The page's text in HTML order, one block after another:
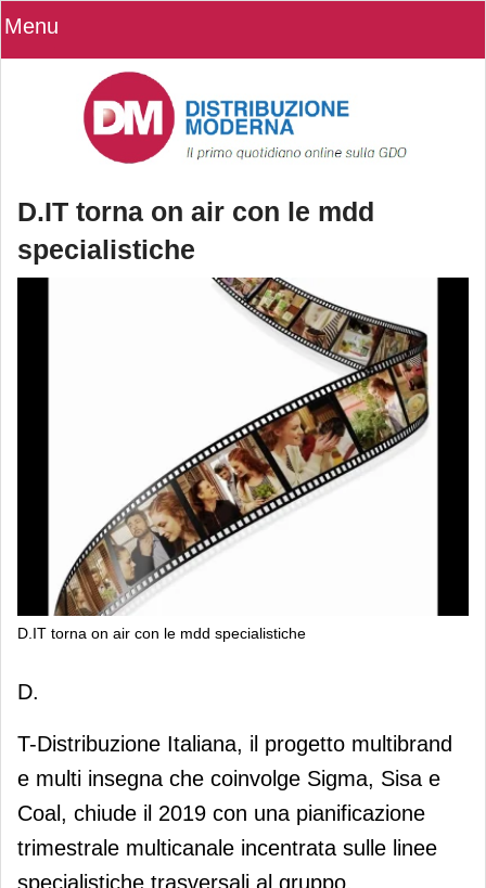
Menu
D.IT torna on air con le mdd
specialistiche
D.IT torna on air con le mdd specialistiche
D.IT torna on air con le mdd
specialistiche
D.
T-Distribuzione Italiana, il progetto multibrand
e multi insegna che coinvolge Sigma, Sisa e
Coal, chiude il 2019 con una pianificazione
trimestrale multicanale incentrata sulle linee
specialistiche trasversali al gruppo.